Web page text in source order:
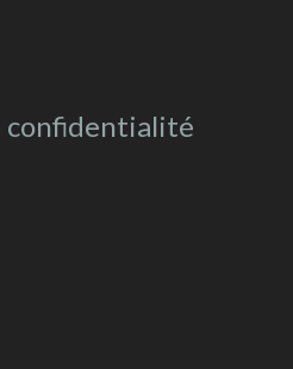
confidentialité